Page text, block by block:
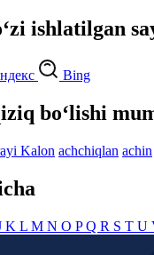
ishlatilgan
Bing
bo‘lishi
Kalon achchiqlan achin
K L M N O PQ R S T U